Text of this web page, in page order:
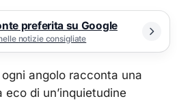
preferita su Google
notizie consigliate
angolo racconta una
di un’inquietudine